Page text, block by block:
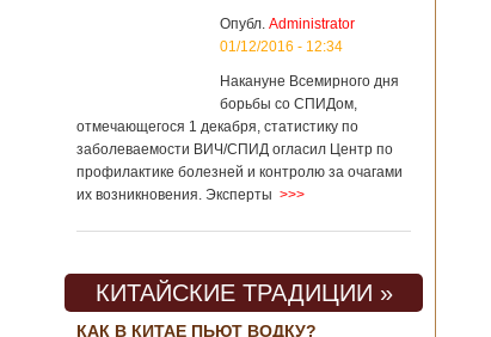
Опубл. Administrator
01/12/2016 - 12:34
Накануне Всемирного дня
борьбы со СПИДом,
отмечающегося 1 декабря, статистику по
заболеваемости ВИЧ/СПИД огласил Центр по
профилактике болезней и контролю за очагами
их возникновения. Эксперты >>>
КИТАЙСКИЕ ТРАДИЦИИ »
КАК В КИТАЕ ПЬЮТ ВОДКУ?